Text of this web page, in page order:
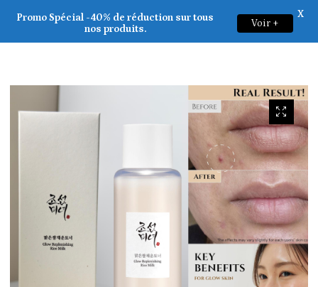
Beauty of Joseon _ Glow Replenishing Rice 150ml
Promo Spécial -40% de réduction sur tous
nos produits.
Voir +
X